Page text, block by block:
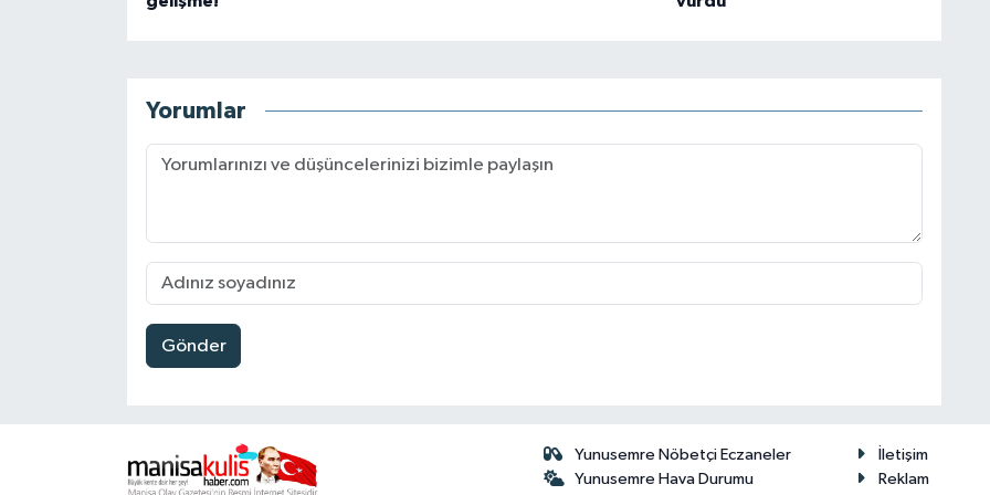
Yorumlar
Gönder
Yunusemre Nöbetçi Eczaneler
Yunusemre Hava Durumu
İletişim
Reklam